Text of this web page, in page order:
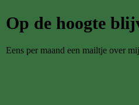
Op de hoogte
Eens per maand een mailtje over